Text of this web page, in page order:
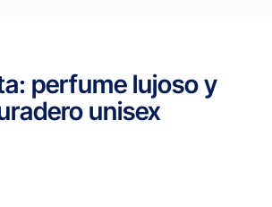
perfume lujoso y
unisex